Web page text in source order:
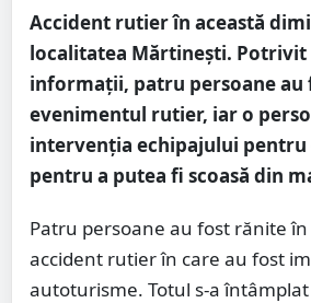
Accident rutier în această
localitatea Mărtinești.
informații, patru persoane au
evenimentul rutier, iar o
intervenția echipajului pentru
pentru a putea fi scoasă din
Patru persoane au fost rănite
accident rutier în care au fost
autoturisme. Totul s-a